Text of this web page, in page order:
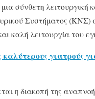
σύνθετη λειτουργική
Συστήματος (ΚΝΣ)
καλή λειτουργία του
καλύτερους γιατρούς
η διακοπή της